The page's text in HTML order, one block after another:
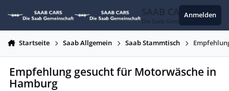
SAAB CARS
Die Saab Gemeinschaft
Anmelden
Startseite Saab Allgemein Saab Stammtisch
Empfehlung gesucht für Motorwäsche in
Hamburg